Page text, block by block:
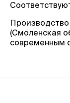
(Смоленская
современным